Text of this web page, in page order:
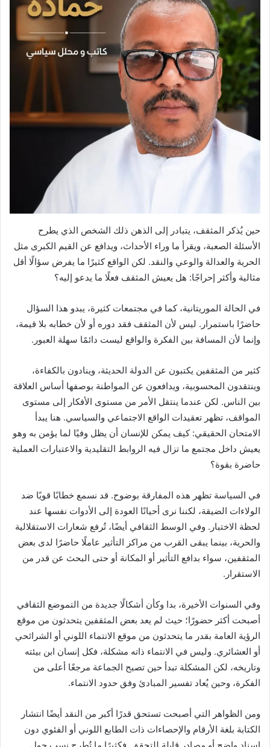
حين يُذكر المثقف، يتبادر إلى الذهن ذلك الشخص الذي يطرح
الأسئلة الصعبة، ويقرأ ما وراء الأحداث، ويدافع عن القيم الكبرى مثل
الحرية والعدالة والوعي والنقد. لكن الواقع كثيرًا ما يفرض سؤالًا أقل
مثالية وأكثر إحراجًا: هل يعيش المثقف فعلًا ما يدعو إليه؟
في الحالة الموريتانية، كما في مجتمعات كثيرة، يبدو هذا السؤال
حاضرًا باستمرار. ليس لأن المثقف فقد دوره أو لأن خطابه بلا قيمة،
وإنما لأن المسافة بين الفكرة والواقع ليست دائمًا سهلة العبور.
كثير من المثقفين يكتبون عن الدولة الحديثة، وينادون بالكفاءة،
وينتقدون المحسوبية، ويدافعون عن المواطنة بوصفها أساس العلاقة
بين الناس. لكن عندما ينتقل الأمر من مستوى الأفكار إلى مستوى
المواقف، تظهر تعقيدات الواقع الاجتماعي والسياسي. هنا يبدأ
الامتحان الحقيقي: كيف يمكن للإنسان أن يظل وفيًا لما يؤمن به وهو
يعيش داخل مجتمع ما تزال فيه الروابط التقليدية والاعتبارات العملية
حاضرة بقوة؟
في السياسة تظهر هذه المفارقة بوضوح. قد نسمع خطابًا قويًا ضد
الولاءات الضيقة، لكننا نرى أحيانًا العودة إلى الأدوات نفسها عند
لحظة الاختبار. وفي الوسط الثقافي أيضًا، تُرفع شعارات الاستقلالية
والحرية، بينما يبقى القرب من مراكز التأثير عاملًا حاضرًا لدى بعض
المثقفين، سواء بدافع التأثير أو المكانة أو حتى البحث عن قدر من
الاستقرار.
وفي السنوات الأخيرة، بدا وكأن أشكالًا جديدة من التموضع الثقافي
أصبحت أكثر حضورًا؛ حيث لم يعد بعض المثقفين يتحدثون من موقع
الرؤية العامة بقدر ما يتحدثون من موقع الانتماء اللوني أو الشرائحي
أو العشائري. وليس في الانتماء ذاته مشكلة، فكل إنسان ابن بيئته
وتاريخه، لكن المشكلة تبدأ حين تصبح الجماعة مرجعًا أعلى من
الفكرة، وحين يُعاد تفسير المبادئ وفق حدود الانتماء.
ومن الظواهر التي أصبحت تستحق قدرًا أكبر من النقد أيضًا انتشار
الكتابة بلغة الأرقام والإحصاءات ذات الطابع اللوني أو الفئوي دون